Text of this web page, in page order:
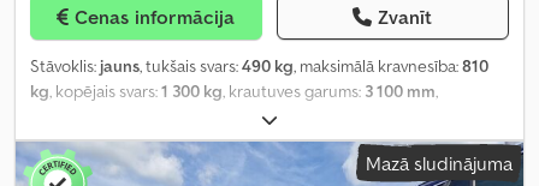
Cenas informācija Zvanīt
Stāvoklis: jauns, tukšais svars:490 kg, maksimālā kravnesība:810
kg, kopējais svars:1 300 kg, krautuves garums: 3 100 mm,
1 650 mm
augstums:1 950 mm, riepas izmērs:185/70R13,
Mazā sludinājuma